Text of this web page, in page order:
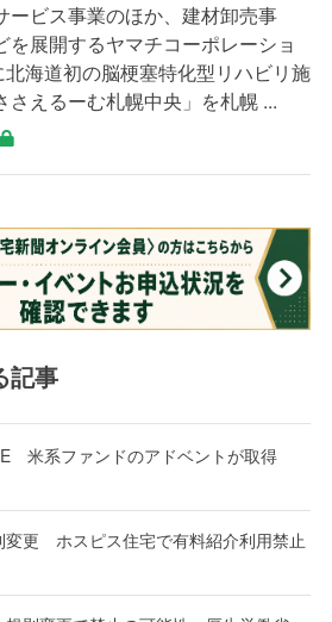
ービス事業のほか、建材卸売事
を展開するヤマチコーポレーショ
海道初の脳梗塞特化型リハビリ施
さえるーむ札幌中央」を札幌 ...
記事
米系ファンドのアドベントが取得
変更 ホスピス住宅で有料紹介利用禁止